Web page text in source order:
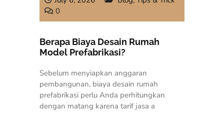
0
Berapa Biaya Desain Rumah
Model Prefabrikasi?
Sebelum menyiapkan anggaran
pembangunan, biaya desain rumah
prefabrikasi perlu Anda perhitungkan
dengan matang karena tarif jasa a